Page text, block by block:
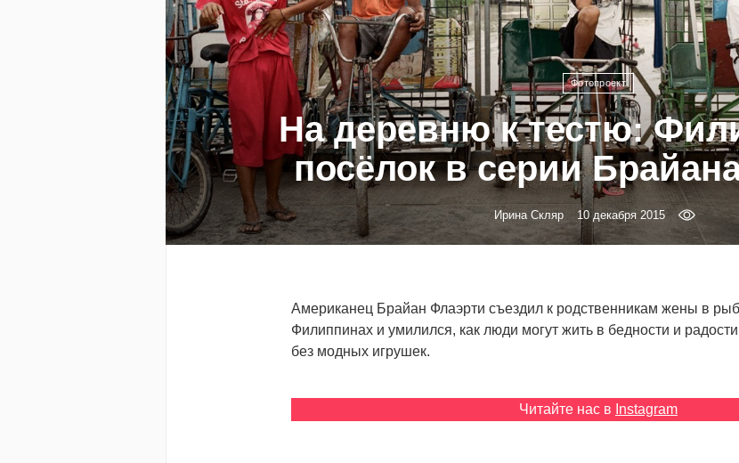
Фотопроект
На деревню к тестю:
посёлок в серии
Ирина Скляр 10 декабря 2015
Американец Брайан Флаэрти съездил к родственникам жены в
Филиппинах и умилился, как люди могут жить в бедности и
без модных игрушек.
Читайте нас в Instagram